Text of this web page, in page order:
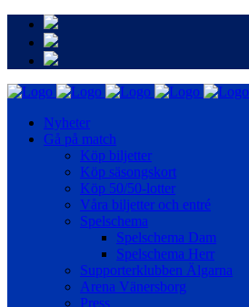
Nyheter
Gå på match
Köp biljetter
Köp säsongskort
Köp 50/50-lotter
Våra biljetter och entré
Spelschema
Spelschema Dam
Spelschema Herr
Supporterklubben Älgarna
Arena Vänersborg
Press